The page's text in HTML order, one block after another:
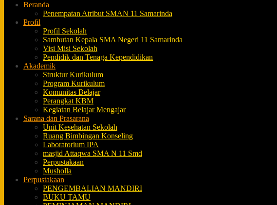
Beranda
Penempatan Atribut SMAN 11 Samarinda
Profil
Profil Sekolah
Sambutan Kepala SMA Negeri 11 Samarinda
Visi Misi Sekolah
Pendidik dan Tenaga Kependidikan
Akademik
Struktur Kurikulum
Program Kurikulum
Komunitas Belajar
Perangkat KBM
Kegiatan Belajar Mengajar
Sarana dan Prasarana
Unit Kesehatan Sekolah
Ruang Bimbingan Konseling
Laboratorium IPA
masjid Attaqwa SMA N 11 Smd
Perpustakaan
Musholla
Perpustakaan
PENGEMBALIAN MANDIRI
BUKU TAMU